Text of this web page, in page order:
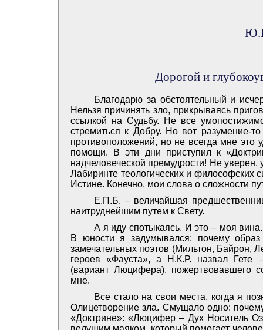
Дорогой и
Благодарю за обстоятельный и
Нельзя причинять зло, прикрываясь
ссылкой на Судьбу. Не все
стремиться к Добру. Но вот разумение-
противоположений, но не всегда мне это
помощи. В эти дни приступил к
надчеловеческой премудрости! Не
Лабиринте теологических и
Истине. Конечно, мои слова о сложности
Е.П.Б. – величайшая
наитруднейшим путем к Свету.
А я иду спотыкаясь. И это – моя
В юности я задумывался: почему
замечательных поэтов (Мильтон,
героев «Фауста», а Н.К.Р. назвал Гете
(вариант Люцифера), пожертвовавшего
мне.
Все стало на свои места, когда я
Олицетворение зла. Смущало одно:
«Доктрине»: «Люцифер – Дух Носитель